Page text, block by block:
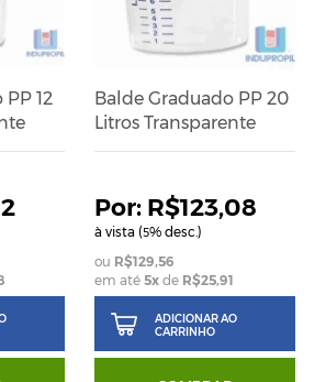
12
Balde Graduado PP 20
Litros Transparente
R$123,08
à vista (5% desc.)
R$129,56
em até 5xde R$25,91
ADICIONAR AO
CARRINHO